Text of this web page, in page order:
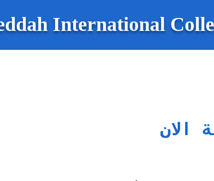
International
الان